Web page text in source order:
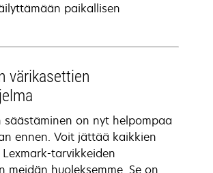
paikallisen
värikasettien
säästäminen on nyt helpompaa
ennen. Voit jättää kaikkien
tarvikkeiden
meidän huoleksemme. Se on